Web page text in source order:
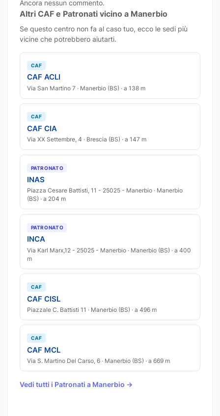
Ancora nessun commento.
Altri CAF e Patronati vicino a Manerbio
Se questo centro non fa al caso tuo, ecco le sedi più
vicine che potrebbero aiutarti.
CAF
CAF ACLI
Via San Martino 7 · Manerbio (BS) · a 138 m
CAF
CAF CIA
Via XX Settembre, 4 · Brescia (BS) · a 147 m
PATRONATO
INAS
Piazza Cesare Battisti, 11 - 25025 - Manerbio · Manerbio
(BS) · a 204 m
PATRONATO
INCA
Via Karl Marx,12 - 25025 - Manerbio · Manerbio (BS) · a 400
m
CAF
CAF CISL
Piazzale C. Battisti 11 · Manerbio (BS) · a 496 m
CAF
CAF MCL
Via S. Martino Del Carso, 6 · Manerbio (BS) · a 669 m
Vedi tutti i Patronati a Manerbio →